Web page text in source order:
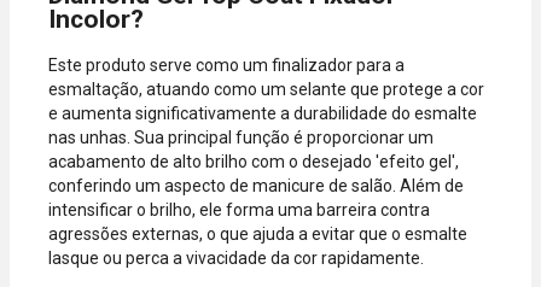
Incolor?
Este produto serve como um finalizador para a
esmaltação, atuando como um selante que protege a cor
e aumenta significativamente a durabilidade do esmalte
nas unhas. Sua principal função é proporcionar um
acabamento de alto brilho com o desejado 'efeito gel',
conferindo um aspecto de manicure de salão. Além de
intensificar o brilho, ele forma uma barreira contra
agressões externas, o que ajuda a evitar que o esmalte
lasque ou perca a vivacidade da cor rapidamente.